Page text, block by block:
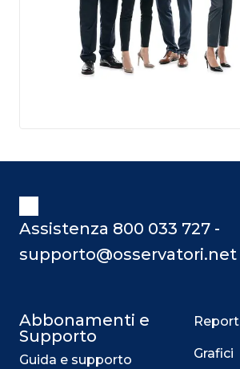
Assistenza 800 033 727 -
supporto@osservatori.net
Abbonamenti e
Supporto
Guida e supporto
Report
Grafici